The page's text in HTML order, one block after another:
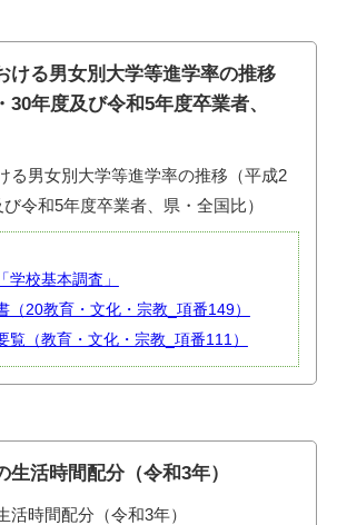
ける男女別大学等進学率の推移
30年度及び令和5年度卒業者、
学校基本調査」
（20教育・文化・宗教_項番149）
覧（教育・文化・宗教_項番111）
生活時間配分（令和3年）